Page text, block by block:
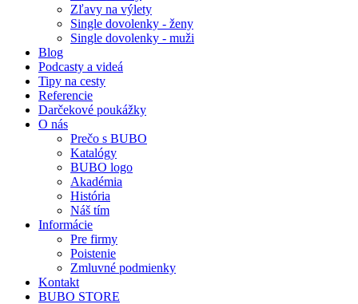
Zľavy na výlety
Single dovolenky - ženy
Single dovolenky - muži
Blog
Podcasty a videá
Tipy na cesty
Referencie
Darčekové poukážky
O nás
Prečo s BUBO
Katalógy
BUBO logo
Akadémia
História
Náš tím
Informácie
Pre firmy
Poistenie
Zmluvné podmienky
Kontakt
BUBO STORE